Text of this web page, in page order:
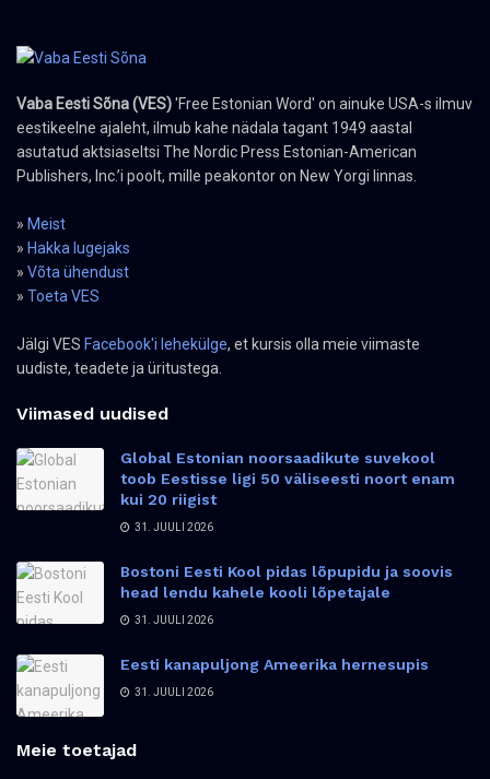
Vaba Eesti Sõna (VES)'Free Estonian Word' on ainuke USA-s ilmuv
eestikeelne ajaleht, ilmub kahe nädala tagant 1949 aastal
asutatud aktsiaseltsi The Nordic Press Estonian-American
Publishers, Inc.’i poolt, mille peakontor on New Yorgi linnas.
» Meist
» Hakka lugejaks
» Võta ühendust
» Toeta VES
Jälgi VES Facebook'i lehekülge, et kursis olla meie viimaste
uudiste, teadete ja üritustega.
Viimased uudised
Global Estonian noorsaadikute suvekool
toob Eestisse ligi 50 väliseesti noort enam
kui 20 riigist
31. JUULI 2026
Bostoni Eesti Kool pidas lõpupidu ja soovis
head lendu kahele kooli lõpetajale
31. JUULI 2026
Eesti kanapuljong Ameerika hernesupis
31. JUULI 2026
Meie toetajad